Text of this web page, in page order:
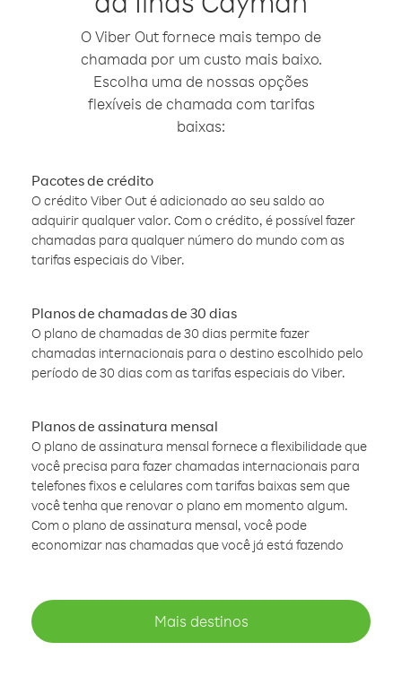
O Viber Out fornece mais tempo de
chamada por um custo mais baixo.
Escolha uma de nossas opções
flexíveis de chamada com tarifas
baixas:
Pacotes de crédito
O crédito Viber Out é adicionado ao seu saldo ao
adquirir qualquer valor. Com o crédito, é possível fazer
chamadas para qualquer número do mundo com as
tarifas especiais do Viber.
Planos de chamadas de 30 dias
O plano de chamadas de 30 dias permite fazer
chamadas internacionais para o destino escolhido pelo
período de 30 dias com as tarifas especiais do Viber.
Planos de assinatura mensal
O plano de assinatura mensal fornece a flexibilidade que
você precisa para fazer chamadas internacionais para
telefones fixos e celulares com tarifas baixas sem que
você tenha que renovar o plano em momento algum.
Com o plano de assinatura mensal, você pode
economizar nas chamadas que você já está fazendo
Mais destinos